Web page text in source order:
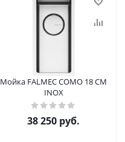
Мойка FALMEC COMO 18 CM
INOX
38 250 руб.